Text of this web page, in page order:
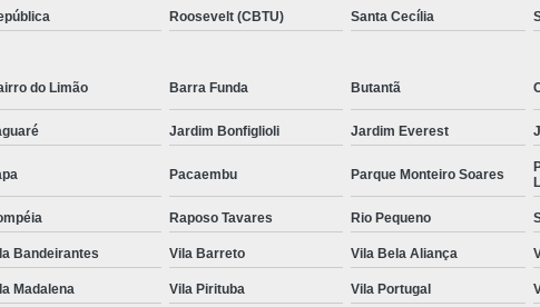
Conserto e Assistencia de
Conserto Geladeira Expositora
Conserto para Geladeira Expositora de
Instalação
Instalação de Fogão Brastemp
Instalação de Fogão de Embutir
Instalação de
Roosevelt (CBTU) Santa Cecília
do Limão Barra Funda Butantã
Jardim Bonfiglioli Jardim Everest
Pacaembu Parque Monteiro Soares
Raposo Tavares Rio Pequeno
Bandeirantes Vila Barreto Vila Bela Aliança
Madalena Vila Pirituba Vila Portugal